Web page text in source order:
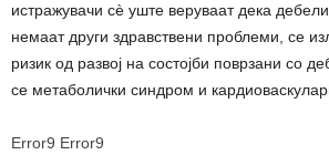
истражувачи сè уште веруваат дека
немаат други здравствени проблеми, се
ризик од развој на состојби поврзани со
се метаболички синдром и
Error9 Error9